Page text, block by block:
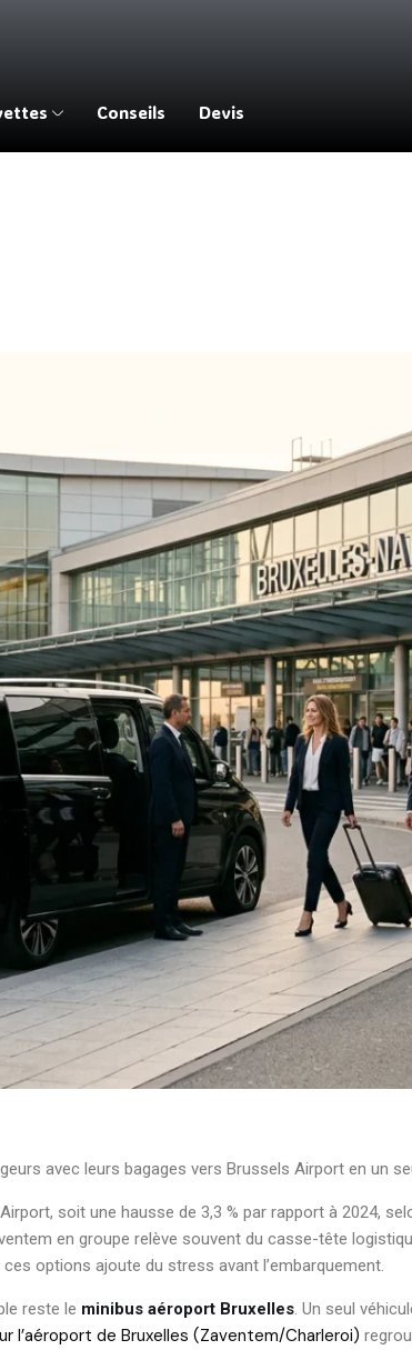
Conseils Devis
avec leurs bagages vers Brussels Airport en un
soit une hausse de 3,3 % par rapport à 2024,
en groupe relève souvent du casse-tête
options ajoute du stress avant l’embarquement.
reste le minibus aéroport Bruxelles. Un seul
l’aéroport de Bruxelles (Zaventem/Charleroi)